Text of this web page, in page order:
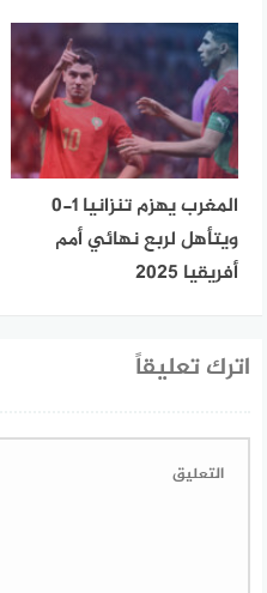
المغرب يهزم تنزانيا 1-0
ويتأهل لربع نهائي أمم
أفريقيا 2025
اترك تعليقاً